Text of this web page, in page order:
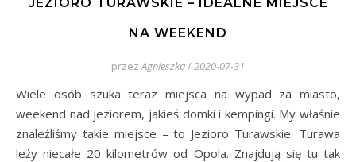
NA WEEKEND
przez Agnieszka/2020-07-31
Wiele osób szuka teraz miejsca na wypad za miasto,
weekend nad jeziorem, jakieś domki i kempingi. My właśnie
znaleźliśmy takie miejsce – to Jezioro Turawskie. Turawa
leży niecałe 20 kilometrów od Opola. Znajdują się tu tak